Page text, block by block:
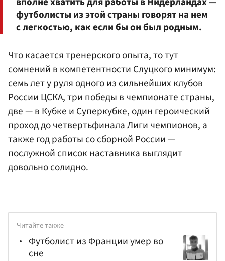
футболисты из этой страны говорят на нем
с легкостью, как если бы он был родным.
Что касается тренерского опыта, то тут
сомнений в компетентности Слуцкого минимум:
семь лет у руля одного из сильнейших клубов
России ЦСКА, три победы в чемпионате страны,
две — в Кубке и Суперкубке, один героический
проход до четвертьфинала Лиги чемпионов, а
также год работы со сборной России —
послужной список наставника выглядит
довольно солидно.
Читайте также
Футболист из Франции умер во
сне